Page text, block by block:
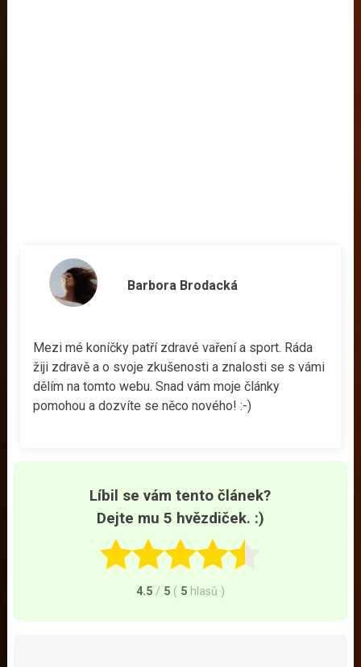
Barbora Brodacká
Mezi mé koníčky patří zdravé vaření a sport. Ráda
žiji zdravě a o svoje zkušenosti a znalosti se s vámi
dělím na tomto webu. Snad vám moje články
pomohou a dozvíte se něco nového! :-)
Líbil se vám tento článek?
Dejte mu 5 hvězdiček. :)
4.5 / 5 ( 5 hlasů )